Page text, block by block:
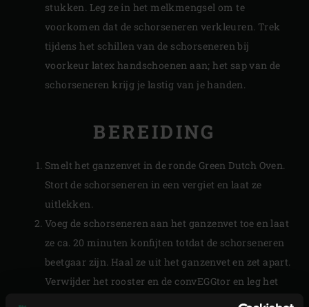
stukken. Leg ze in het melkmengsel om te
voorkomen dat de schorseneren verkleuren. Trek
tijdens het schillen van de schorseneren bij
voorkeur latex handschoenen aan; het sap van de
schorseneren krijg je lastig van je handen.
BEREIDING
Smelt het ganzenvet in de ronde Green Dutch Oven.
Stort de schorseneren in een vergiet en laat ze
uitlekken.
Voeg de schorseneren aan het ganzenvet toe en laat
ze ca. 20 minuten konfijten totdat de schorseneren
beetgaar zijn. Haal ze uit het ganzenvet en zet apart.
Verwijder het rooster en de convEGGtor en leg het
op het rooster